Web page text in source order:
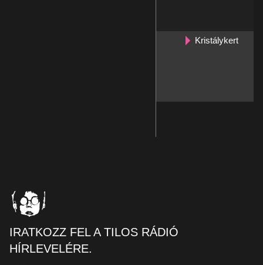
Kristálykert
IRATKOZZ FEL A TILOS RÁDIÓ
HÍRLEVELÉRE.